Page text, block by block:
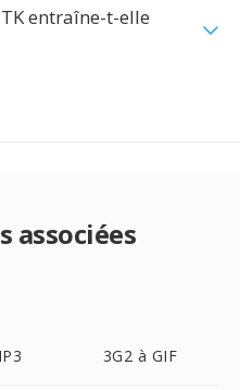
entraîne-t-elle
associées
3G2 à GIF